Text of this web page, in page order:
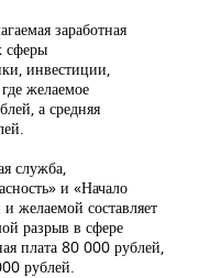
заработная
сферы
инвестиции,
желаемое
а средняя
служба,
и «Начало
желаемой составляет
разрыв в сфере
плата 80 000 рублей,
рублей.